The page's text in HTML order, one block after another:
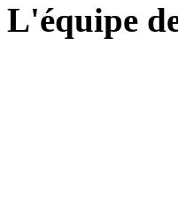
L'équipe